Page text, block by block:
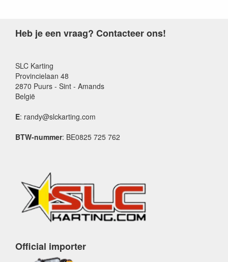
Heb je een vraag? Contacteer ons!
SLC Karting
Provincielaan 48
2870 Puurs - Sint - Amands
België
E: randy@slckarting.com
BTW-nummer: BE0825 725 762
Official importer